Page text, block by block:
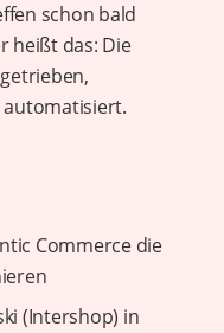
schon bald
heißt das: Die
Commerce die
(Intershop) in